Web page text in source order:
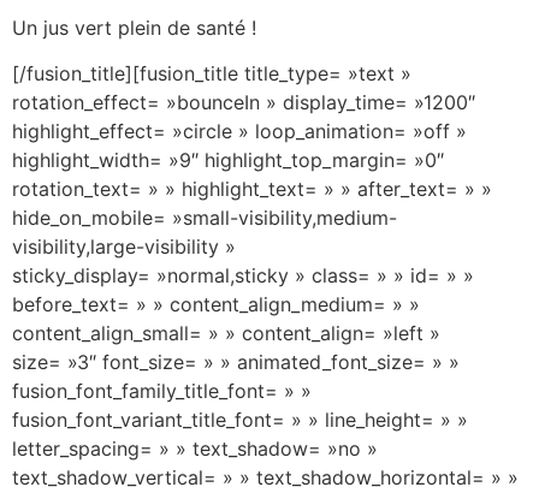
Un jus vert plein de santé !
[/fusion_title][fusion_title title_type= »text »
rotation_effect= »bounceIn » display_time= »1200″
highlight_effect= »circle » loop_animation= »off »
highlight_width= »9″ highlight_top_margin= »0″
rotation_text= » » highlight_text= » » after_text= » »
hide_on_mobile= »small-visibility,medium-
visibility,large-visibility »
sticky_display= »normal,sticky » class= » » id= » »
before_text= » » content_align_medium= » »
content_align_small= » » content_align= »left »
size= »3″ font_size= » » animated_font_size= » »
fusion_font_family_title_font= » »
fusion_font_variant_title_font= » » line_height= » »
letter_spacing= » » text_shadow= »no »
text_shadow_vertical= » » text_shadow_horizontal= » »